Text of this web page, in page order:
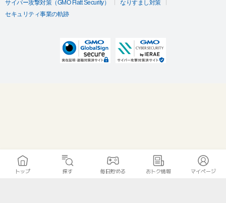
サイバー攻撃対策（GMO Flatt Security）
なりすまし対策
セキュリティ事業の軌跡
トップ 探す 毎日貯める おトク情報 マイページ